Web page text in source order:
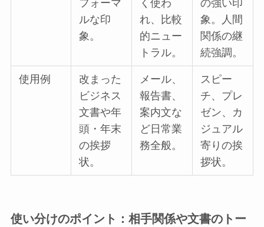
フォーマ
ルな印
象。
く使わ
れ、比較
的ニュー
トラル。
の強い印
象。人間
関係の継
続強調。
使用例
改まった
ビジネス
文書や年
頭・年末
の挨拶
状。
メール、
報告書、
案内文な
ど日常業
務全般。
スピー
チ、プレ
ゼン、カ
ジュアル
寄りの挨
拶状。
使い分けのポイント：相手関係や文書のトー